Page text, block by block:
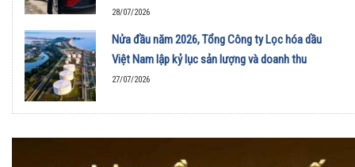
28/07/2026
Nửa đầu năm 2026, Tổng Công ty Lọc hóa dầu
Việt Nam lập kỷ lục sản lượng và doanh thu
27/07/2026